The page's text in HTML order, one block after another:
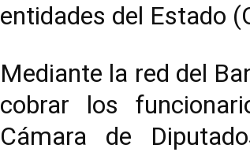
entidades del Estado
Mediante la red del
cobrar los
Cámara de